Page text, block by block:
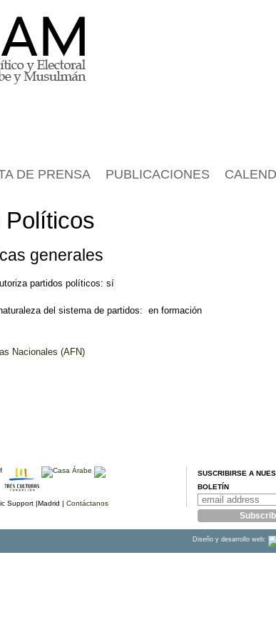
Políticos
generales
partidos políticos: sí
del sistema de partidos: en formación
Nacionales (AFN)
DE PRENSA PUBLICACIONES
Support |Madrid | Contáctanos
SUSCRIBIRSE A
BOLETÍN
Diseño y desarrollo web: